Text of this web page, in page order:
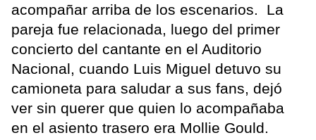
acompañar arriba de los escenarios. La
pareja fue relacionada, luego del primer
concierto del cantante en el Auditorio
Nacional, cuando Luis Miguel detuvo su
camioneta para saludar a sus fans, dejó
ver sin querer que quien lo acompañaba
en el asiento trasero era Mollie Gould.